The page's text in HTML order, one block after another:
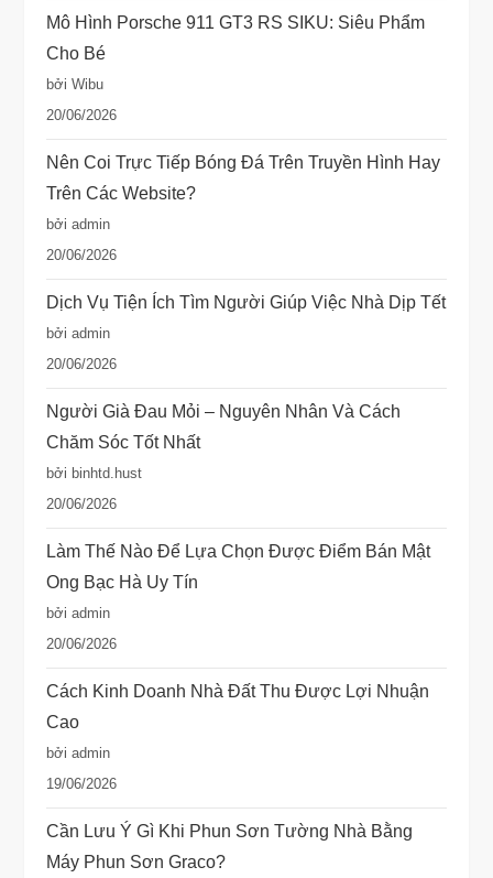
Mô Hình Porsche 911 GT3 RS SIKU: Siêu Phẩm
Cho Bé
bởi Wibu
20/06/2026
Nên Coi Trực Tiếp Bóng Đá Trên Truyền Hình Hay
Trên Các Website?
bởi admin
20/06/2026
Dịch Vụ Tiện Ích Tìm Người Giúp Việc Nhà Dịp Tết
bởi admin
20/06/2026
Người Già Đau Mỏi – Nguyên Nhân Và Cách
Chăm Sóc Tốt Nhất
bởi binhtd.hust
20/06/2026
Làm Thế Nào Để Lựa Chọn Được Điểm Bán Mật
Ong Bạc Hà Uy Tín
bởi admin
20/06/2026
Cách Kinh Doanh Nhà Đất Thu Được Lợi Nhuận
Cao
bởi admin
19/06/2026
Cần Lưu Ý Gì Khi Phun Sơn Tường Nhà Bằng
Máy Phun Sơn Graco?